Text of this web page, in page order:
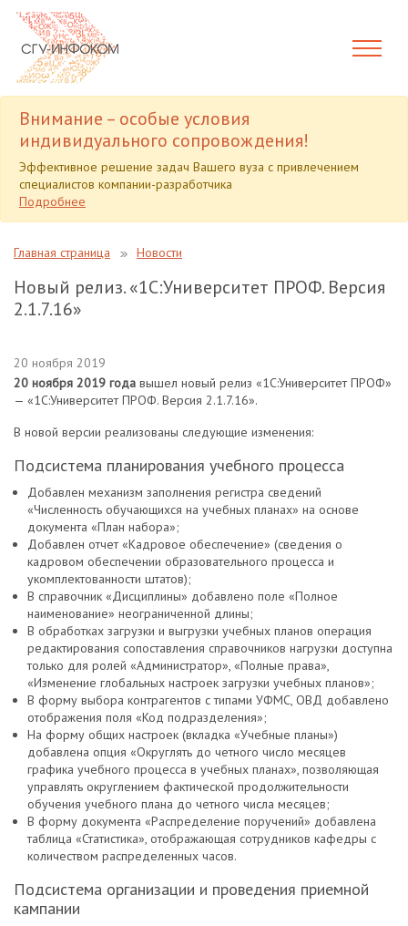
Внимание – особые условия
индивидуального сопровождения!
Эффективное решение задач Вашего вуза с привлечением
специалистов компании-разработчика
Подробнее
Главная страница Новости
Новый релиз. «1С:Университет ПРОФ. Версия
2.1.7.16»
20 ноября 2019
20 ноября 2019 года вышел новый релиз «1С:Университет ПРОФ»
— «1С:Университет ПРОФ. Версия 2.1.7.16».
В новой версии реализованы следующие изменения:
Подсистема планирования учебного процесса
Добавлен механизм заполнения регистра сведений
«Численность обучающихся на учебных планах» на основе
документа «План набора»;
Добавлен отчет «Кадровое обеспечение» (сведения о
кадровом обеспечении образовательного процесса и
укомплектованности штатов);
В справочник «Дисциплины» добавлено поле «Полное
наименование» неограниченной длины;
В обработках загрузки и выгрузки учебных планов операция
редактирования сопоставления справочников нагрузки доступна
только для ролей «Администратор», «Полные права»,
«Изменение глобальных настроек загрузки учебных планов»;
В форму выбора контрагентов с типами УФМС, ОВД добавлено
отображения поля «Код подразделения»;
На форму общих настроек (вкладка «Учебные планы»)
добавлена опция «Округлять до четного число месяцев
графика учебного процесса в учебных планах», позволяющая
управлять округлением фактической продолжительности
обучения учебного плана до четного числа месяцев;
В форму документа «Распределение поручений» добавлена
таблица «Статистика», отображающая сотрудников кафедры с
количеством распределенных часов.
Подсистема организации и проведения приемной
кампании